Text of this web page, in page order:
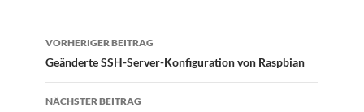
Beitragsnavigation
VORHERIGER BEITRAG
Geänderte SSH-Server-Konfiguration von Raspbian
NÄCHSTER BEITRAG